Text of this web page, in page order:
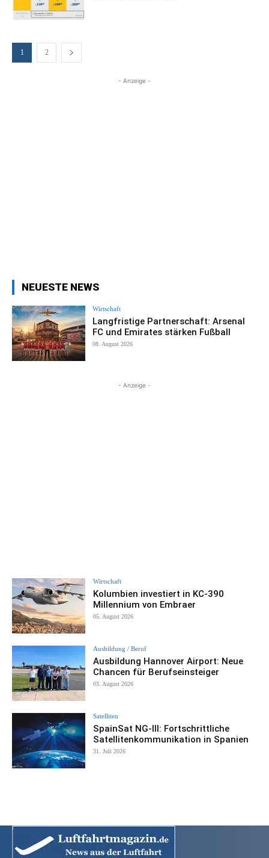
1 2
- Anzeige -
NEUESTE NEWS
Wirtschaft
Langfristige Partnerschaft: Arsenal
FC und Emirates stärken Fußball
08. August 2026
- Anzeige -
Wirtschaft
Kolumbien investiert in KC-390
Millennium von Embraer
05. August 2026
Ausbildung / Beruf
Ausbildung Hannover Airport: Neue
Chancen für Berufseinsteiger
03. August 2026
Satelliten
SpainSat NG-III: Fortschrittliche
Satellitenkommunikation in Spanien
31. Juli 2026